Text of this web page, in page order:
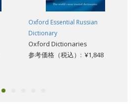
Oxford Essential Russian
Dictionary
Oxford Dictionaries
参考価格（税込）: ¥1,848